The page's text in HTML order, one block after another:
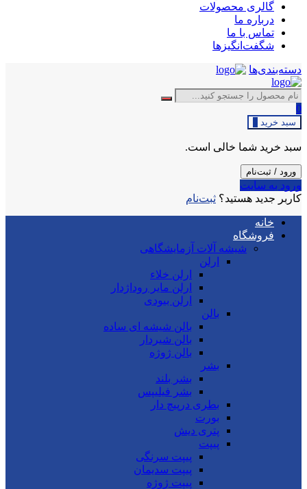
گالری محصولات
درباره ما
تماس با ما
شگفت‌انگیزها
دسته‌بندی‌ها
0
سبد خرید
سبد خرید شما خالی است.
ورود / ثبت‌نام
ورود به سایت
کاربر جدید هستید؟ ثبت‌نام
خانه
فروشگاه
شیشه آلات آزمایشگاهی
ارلن
ارلن خلاء
ارلن مایر روداژدار
ارلن بیودی
بالن
بالن شیشه ای ساده
بالن شیردار
بالن ژوژه
بشر
بشر بلند
بشر فیلیپس
بطری درپیچ دار
بورت
پتری دیش
پیپت
پیپت سرنگی
پیپت سدیمان
پیپت ژوژه